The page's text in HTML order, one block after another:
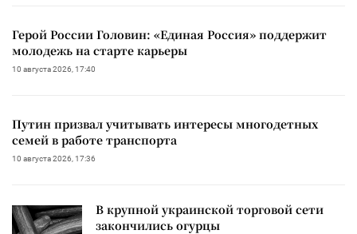
Герой России Головин: «Единая Россия» поддержит
молодежь на старте карьеры
10 августа 2026, 17:40
Путин призвал учитывать интересы многодетных
семей в работе транспорта
10 августа 2026, 17:36
В крупной украинской торговой сети
закончились огурцы